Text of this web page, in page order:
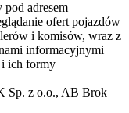
adresem
ofert pojazdów
i komisów, wraz z
informacyjnymi
ich formy
Sp. z o.o., AB Brok